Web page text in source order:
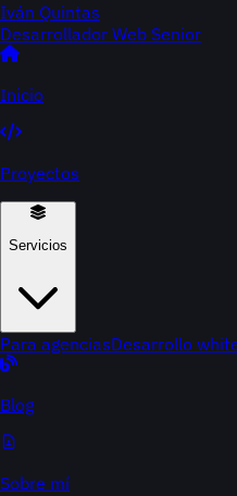
Iván Quintas
Desarrollador Web Senior
Inicio
Proyectos
Servicios
Para agenciasDesarrollo
Blog
Sobre mí